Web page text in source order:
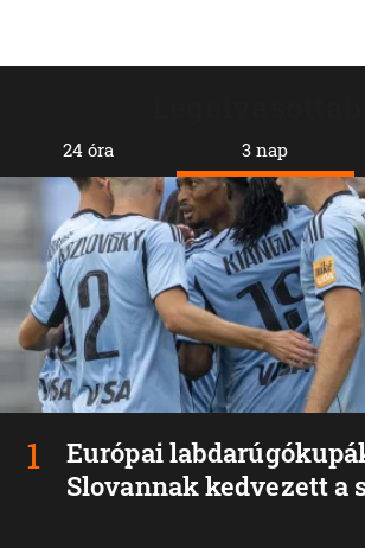
24 óra 3 nap
Európai
Slovannak kedvezett a